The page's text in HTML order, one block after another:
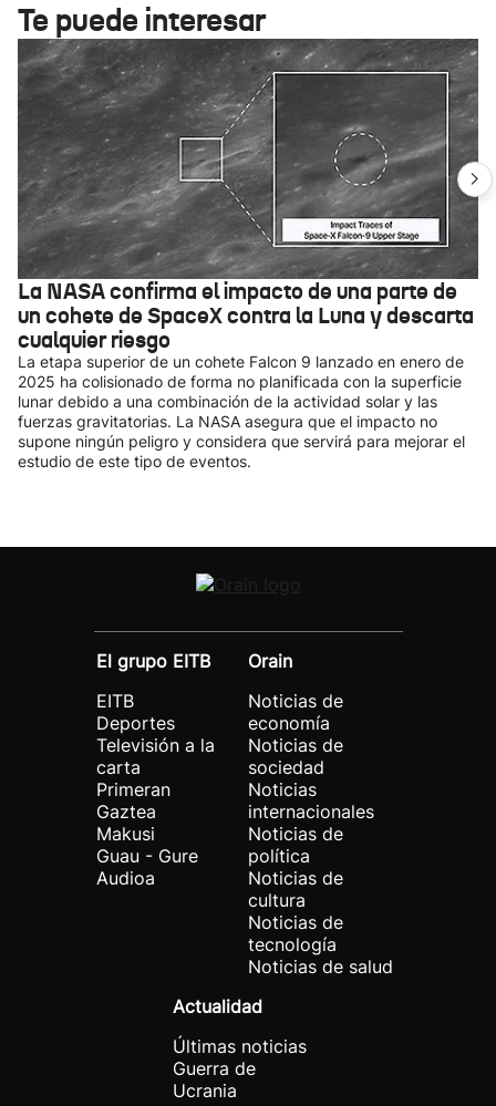
Te puede interesar
La NASA confirma el impacto de una parte de
un cohete de SpaceX contra la Luna y descarta
cualquier riesgo
La etapa superior de un cohete Falcon 9 lanzado en enero de
2025 ha colisionado de forma no planificada con la superficie
lunar debido a una combinación de la actividad solar y las
fuerzas gravitatorias. La NASA asegura que el impacto no
supone ningún peligro y considera que servirá para mejorar el
estudio de este tipo de eventos.
El grupo EITB
EITB
Deportes
Televisión a la
carta
Primeran
Gaztea
Makusi
Guau - Gure
Audioa
Orain
Noticias de
economía
Noticias de
sociedad
Noticias
internacionales
Noticias de
política
Noticias de
cultura
Noticias de
tecnología
Noticias de salud
Actualidad
Últimas noticias
Guerra de
Ucrania